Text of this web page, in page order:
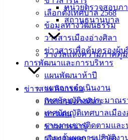
เลือกตั้งเทศบาล 2568
ข้อมูลทางวัฒนธรรม
วารสารเมืองอ่างศิลา
ข่าวสารเพื่อคุ้มครองผู้บ
การพัฒนาและการบริหาร
แผนพัฒนาห้าปี
แผนการดำเนินงาน
เทศบัญญัติงบประมาณร
เทศบัญญัติเทศบาลเมือง
รายงานการติดตามและ
รายงานผลการปฏิบัติง
หน่วยตรวจสอบภ
สถานธนานุบาล
รางวัลแห่งความภาคภู
ข่าวสาร กิจกรรม
กิจกรรมอ่างศิลา
ข่าวเด่น
ข่าวสารน่ารู้
ซิงค์อ่างล้างจานดาวน์โหลด
เทศบาล
เมืองอ่าง
ศิลา